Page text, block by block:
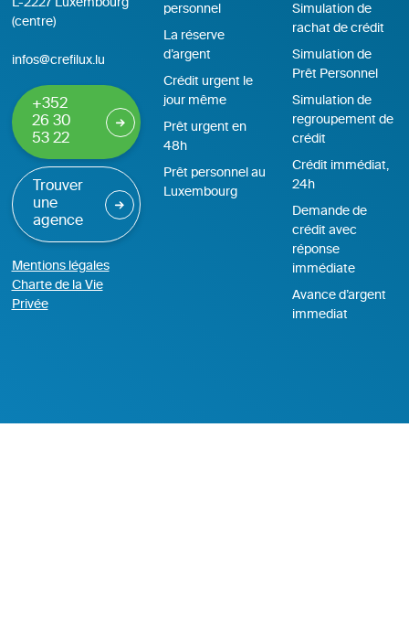
(centre)
infos@crefilux.lu
+352
26 30
53 22
Trouver
une
agence
Mentions légales
Charte de la Vie
Privée
personnel
La réserve
d’argent
Crédit urgent le
jour même
Prêt urgent en
48h
Prêt personnel au
Luxembourg
Simulation de
rachat de crédit
Simulation de
Prêt Personnel
Simulation de
regroupement de
crédit
Crédit immédiat,
24h
Demande de
crédit avec
réponse
immédiate
Avance d’argent
immediat